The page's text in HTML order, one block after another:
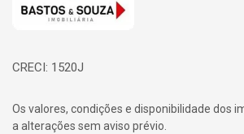
CRECI: 1520J
Os valores, condições e disponibilidade dos
a alterações sem aviso prévio.